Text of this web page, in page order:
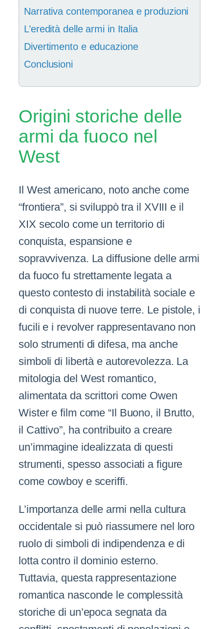
Narrativa contemporanea e produzioni
L’eredità delle armi in Italia
Divertimento e educazione
Conclusioni
Origini storiche delle
armi da fuoco nel
West
Il West americano, noto anche come
“frontiera”, si sviluppò tra il XVIII e il
XIX secolo come un territorio di
conquista, espansione e
sopravvivenza. La diffusione delle armi
da fuoco fu strettamente legata a
questo contesto di instabilità sociale e
di conquista di nuove terre. Le pistole, i
fucili e i revolver rappresentavano non
solo strumenti di difesa, ma anche
simboli di libertà e autorevolezza. La
mitologia del West romantico,
alimentata da scrittori come Owen
Wister e film come “Il Buono, il Brutto,
il Cattivo”, ha contribuito a creare
un’immagine idealizzata di questi
strumenti, spesso associati a figure
come cowboy e sceriffi.
L’importanza delle armi nella cultura
occidentale si può riassumere nel loro
ruolo di simboli di indipendenza e di
lotta contro il dominio esterno.
Tuttavia, questa rappresentazione
romantica nasconde le complessità
storiche di un’epoca segnata da